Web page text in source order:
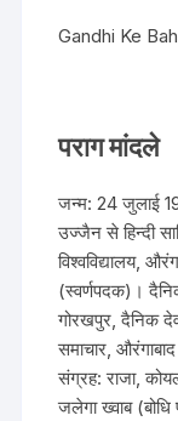
Gandhi Ke
पराग मांदले
जन्म: 24 जुलाई
उज्जैन से हिन्दी
विश्वविद्यालय,
(स्वर्णपदक)।
गोरखपुर, दैनिक
समाचार,
संग्रह: राजा,
जलेगा ख्वाब